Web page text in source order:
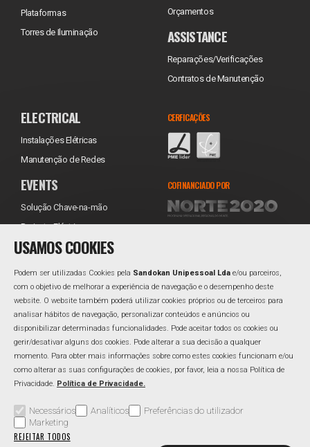
Plataformas
Torres de Iluminação
Orçamentos
ASSISTANCE
Reparações/Verificações
Contratos de Manutenção
ELECTRICAL
Instalações Elétricas
Manutenção de Redes
EVENTS
Solução Chave-na-mão
Projecto Eléctrico
Equipamentos
Instalação
Assistência Técnica
Reabastecimento
CERFICAÇÕES
COFINANCIADO POR
REDES SOCIAIS
Facebook
Linkedin
Área ReservadaPerguntas Frequentes
Política de Privacidade
Livro de Reclamações
Canal de DenúnciasGerir Cookies
USAMOS COOKIES
Podem ser utilizadas Cookies pela Sandokan Unipessoal Lda e/ou parceiros,
com o objetivo de melhorar a experiência de navegação e o desempenho deste
website. O website também poderá utilizar cookies próprios ou de terceiros para
analisar hábitos de navegação, personalizar conteúdos e anúncios ou
disponibilizar determinadas funcionalidades. Pode aceitar todos os cookies ou
gerir/desativar alguns dos cookies. Pode alterar a sua decisão a qualquer
momento. Para obter mais informações sobre como estes cookies funcionam e/ou
como alterar as suas configurações de cookies, por favor, leia a nossa Política de
Privacidade. Política de Privacidade.
Necessários Analíticos
Preferências do utilizador
Marketing
REJEITAR TODOS